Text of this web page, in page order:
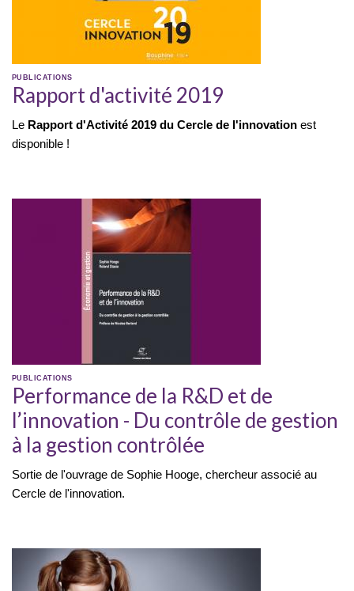
PUBLICATIONS
Rapport d'activité 2019
Le Rapport d'Activité 2019 du Cercle de l'innovation est
disponible !
PUBLICATIONS
Performance de la R&D et de
l’innovation - Du contrôle de gestion
à la gestion contrôlée
Sortie de l'ouvrage de Sophie Hooge, chercheur associé au
Cercle de l'innovation.